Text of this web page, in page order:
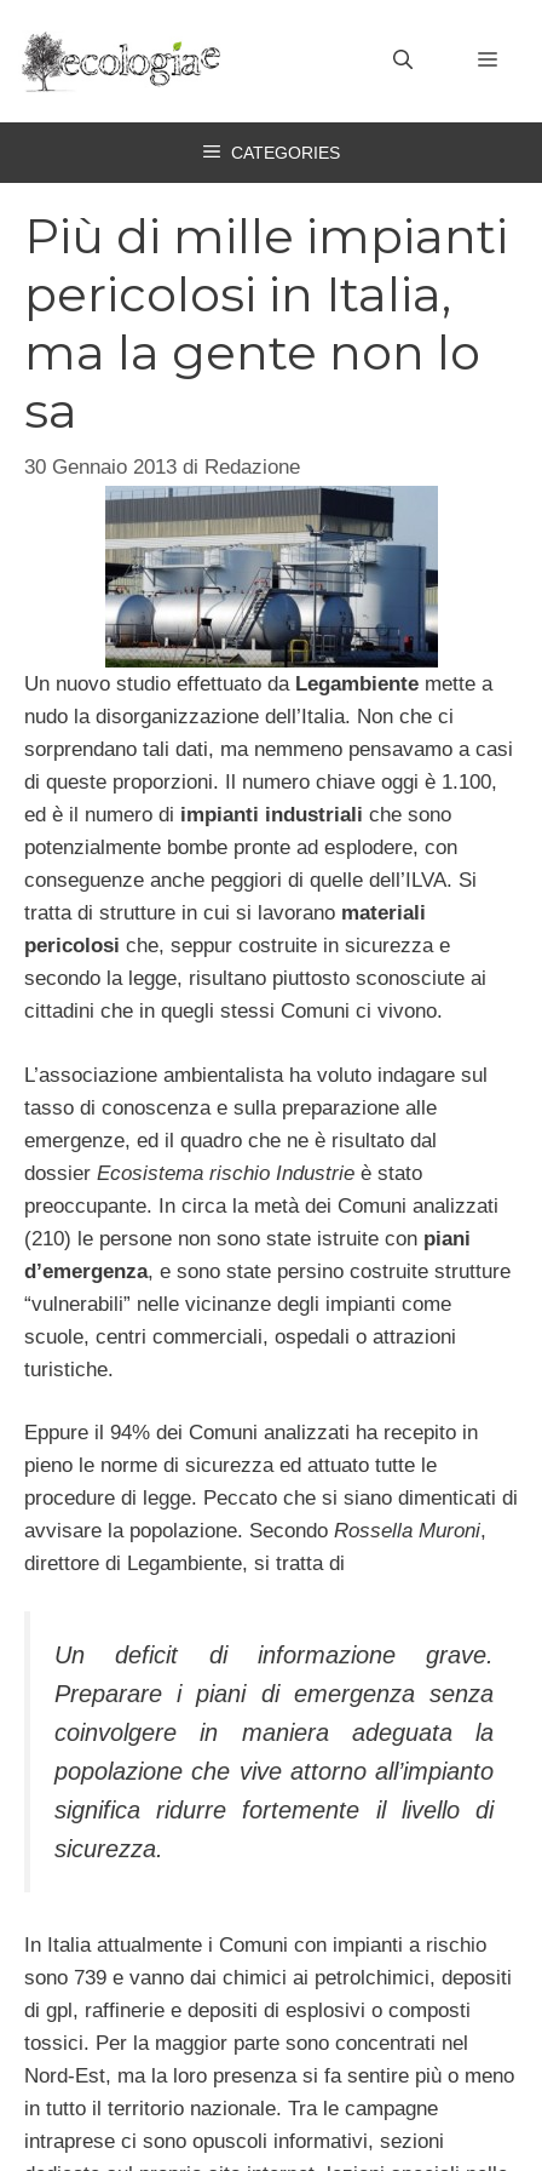
contenuto
CATEGORIES
Più di mille impianti
pericolosi in Italia,
ma la gente non lo
sa
30 Gennaio 2013 di Redazione
Un nuovo studio effettuato da Legambiente mette a
nudo la disorganizzazione dell’Italia. Non che ci
sorprendano tali dati, ma nemmeno pensavamo a casi
di queste proporzioni. Il numero chiave oggi è 1.100,
ed è il numero di impianti industriali che sono
potenzialmente bombe pronte ad esplodere, con
conseguenze anche peggiori di quelle dell’ILVA. Si
tratta di strutture in cui si lavorano materiali
pericolosi che, seppur costruite in sicurezza e
secondo la legge, risultano piuttosto sconosciute ai
cittadini che in quegli stessi Comuni ci vivono.
L’associazione ambientalista ha voluto indagare sul
tasso di conoscenza e sulla preparazione alle
emergenze, ed il quadro che ne è risultato dal
dossier Ecosistema rischio Industrie è stato
preoccupante. In circa la metà dei Comuni analizzati
(210) le persone non sono state istruite con piani
d’emergenza, e sono state persino costruite strutture
“vulnerabili” nelle vicinanze degli impianti come
scuole, centri commerciali, ospedali o attrazioni
turistiche.
Eppure il 94% dei Comuni analizzati ha recepito in
pieno le norme di sicurezza ed attuato tutte le
procedure di legge. Peccato che si siano dimenticati di
avvisare la popolazione. Secondo Rossella Muroni,
direttore di Legambiente, si tratta di
Un deficit di informazione grave.
Preparare i piani di emergenza senza
coinvolgere in maniera adeguata la
popolazione che vive attorno all’impianto
significa ridurre fortemente il livello di
sicurezza.
In Italia attualmente i Comuni con impianti a rischio
sono 739 e vanno dai chimici ai petrolchimici, depositi
di gpl, raffinerie e depositi di esplosivi o composti
tossici. Per la maggior parte sono concentrati nel
Nord-Est, ma la loro presenza si fa sentire più o meno
in tutto il territorio nazionale. Tra le campagne
intraprese ci sono opuscoli informativi, sezioni